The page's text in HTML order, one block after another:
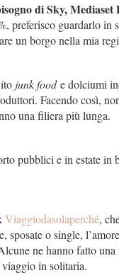
di Sky, Mediaset
preferisco guardarlo in
un borgo nella mia
junk foode dolciumi
Facendo così,
una filiera più lunga.
pubblici e in estate
Viaggiodasolaperché,
o single,
ne hanno fatto
viaggio in solitaria.